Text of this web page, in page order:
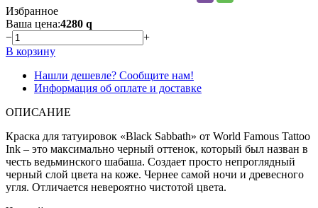
Избранное
Ваша цена:4280 q
−
+
В корзину
Нашли дешевле? Сообщите нам!
Информация об оплате и доставке
ОПИСАНИЕ
Краска для татуировок «Black Sabbath» от World Famous Tattoo
Ink – это максимально черный оттенок, который был назван в
честь ведьминского шабаша. Создает просто непроглядный
черный слой цвета на коже. Чернее самой ночи и древесного
угля. Отличается невероятно чистотой цвета.